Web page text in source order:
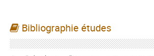
Bibliographie études